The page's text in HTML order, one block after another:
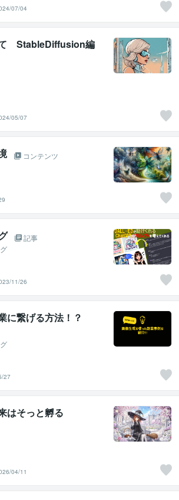
07/04
StableDiffusion編
05/07
コンテンツ
記事
11/26
に繋げる方法！？
27
はそっと孵る
04/11